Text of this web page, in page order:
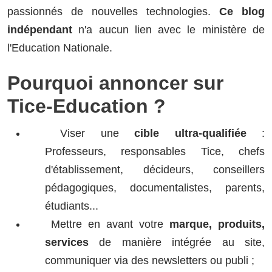
passionnés de nouvelles technologies. Ce blog
indépendant n'a aucun lien avec le ministère de
l'Education Nationale.
Pourquoi annoncer sur
Tice-Education ?
Viser unecible ultra-qualifiée:
Professeurs, responsables Tice, chefs
d'établissement, décideurs, conseillers
pédagogiques, documentalistes, parents,
étudiants...
Mettre en avant votre marque, produits,
services de manière intégrée au site,
communiquer via des newsletters ou publi ;